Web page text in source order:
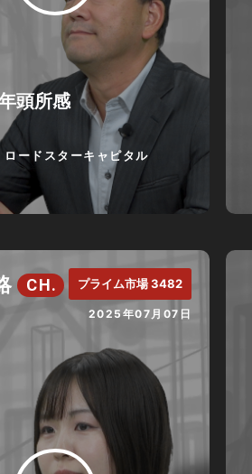
ロードスターキャピタル
頭所感
CH. プライム市場 3482
2025年07月07日